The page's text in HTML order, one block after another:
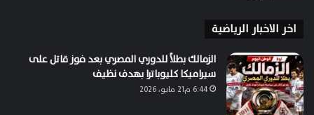
اخر الاخبار الرياضية
الزمالك بطلاً للدوري المصري بعد فوز قاتل على
سيراميكا كليوباترا بهدف نظيف
6:44 م21 مايو، 2026